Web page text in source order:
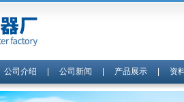
公司介绍 公司新闻 产品展示| 资